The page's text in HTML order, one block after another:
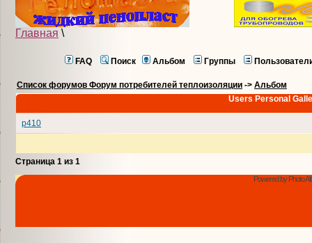
Главная \
FAQ Поиск Альбом Группы
Список форумов Форум потребителей теплоизоляции -> Альбом
Users Personal
p410
Страница 1 из 1
Powered by Photo